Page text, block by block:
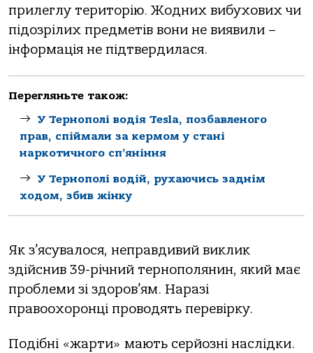
прилеглу територію. Жодних вибухових чи
підозрілих предметів вони не виявили –
інформація не підтвердилася.
Перегляньте також:
У Тернополі водія Tesla, позбавленого
прав, спіймали за кермом у стані
наркотичного сп’яніння
У Тернополі водій, рухаючись заднім
ходом, збив жінку
Як з’ясувалося, неправдивий виклик
здійснив 39-річний тернополянин, який має
проблеми зі здоров’ям. Наразі
правоохоронці проводять перевірку.
Подібні «жарти» мають серйозні наслідки.